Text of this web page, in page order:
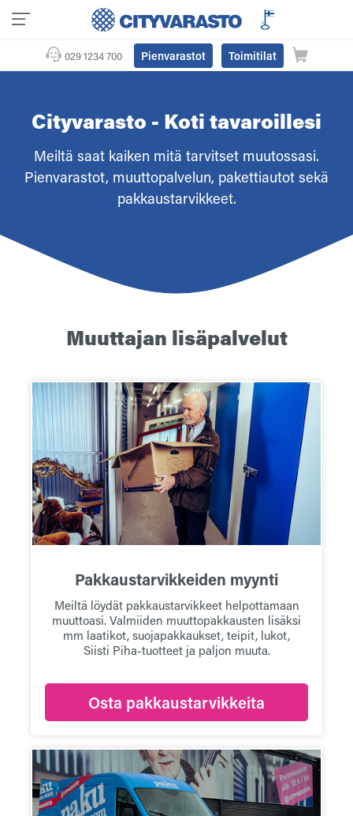
029 1234 700 Pienvarastot Toimitilat
Cityvarasto - Koti tavaroillesi
Meiltä saat kaiken mitä tarvitset muutossasi.
Pienvarastot, muuttopalvelun, pakettiautot sekä
pakkaustarvikkeet.
Muuttajan lisäpalvelut
Pakkaustarvikkeiden myynti
Meiltä löydät pakkaustarvikkeet helpottamaan
muuttoasi. Valmiiden muuttopakkausten lisäksi
mm laatikot, suojapakkaukset, teipit, lukot,
Siisti Piha-tuotteet ja paljon muuta.
Osta pakkaustarvikkeita